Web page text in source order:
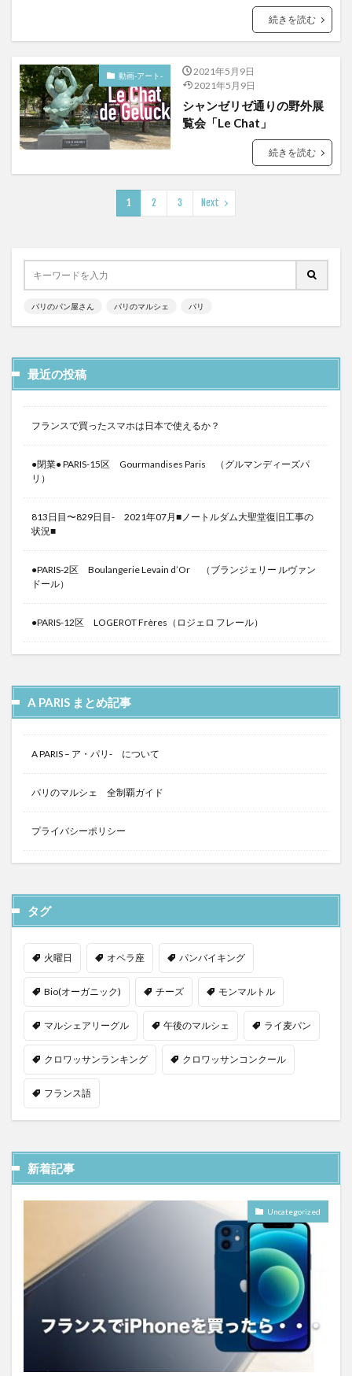
続きを読む
動画-アート-
2021年5月9日
2021年5月9日
シャンゼリゼ通りの野外展
覧会「Le Chat」
続きを読む
1 2 3 Next
パリのパン屋さん パリのマルシェ パリ
最近の投稿
フランスで買ったスマホは日本で使えるか？
●閉業● PARIS-15区 Gourmandises Paris （グルマンディーズパ
リ）
813日目〜829日目- 2021年07月■ノートルダム大聖堂復旧工事の
状況■
●PARIS-2区 Boulangerie Levain d’Or （ブランジェリー ルヴァン
ドール）
●PARIS-12区 LOGEROT Frères（ロジェロ フレール）
A PARIS まとめ記事
A PARIS – ア・パリ- について
パリのマルシェ 全制覇ガイド
プライバシーポリシー
タグ
火曜日 オペラ座 パンバイキング
Bio(オーガニック) チーズ モンマルトル
マルシェアリーグル 午後のマルシェ ライ麦パン
クロワッサンランキング クロワッサンコンクール
フランス語
新着記事
Uncategorized